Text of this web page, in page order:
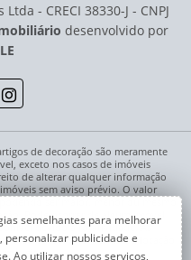
semelhantes para melhorar
personalizar publicidade e
Ao utilizar nossos serviços,
- CRECI 38330-J - CNPJ
desenvolvido por
de decoração são meramente
exceto nos casos de imóveis
de alterar qualquer informação
sem aviso prévio. O valor
Pode ocorrer de algum imóvel
devido à rotatividade. As
reserva, compra, venda ou locação